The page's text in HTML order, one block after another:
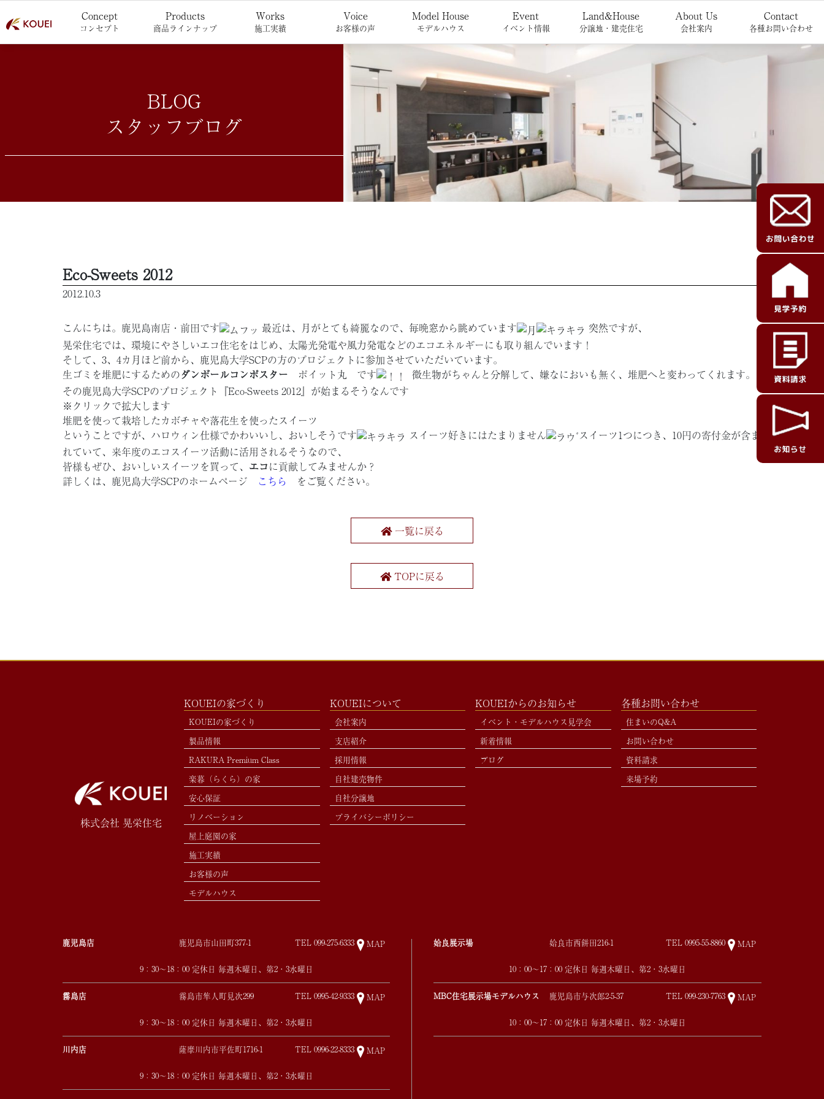
Concept
コンセプト
Products
商品ラインナップ
Works
施工実績
Voice
お客様の声
Model House
モデルハウス
Event
イベント情報
Land&House
分譲地・建売住宅
About Us
会社案内
Contact
各種お問い合わせ
BLOG
スタッフブログ
Eco-Sweets 2012
2012.10.3
こんにちは。鹿児島南店・前田です 最近は、月がとても綺麗なので、毎晩窓から眺めています
突然ですが、
晃栄住宅では、環境にやさしいエコ住宅をはじめ、太陽光発電や風力発電などのエコエネルギーにも取り組んでいます！
そして、3、4カ月ほど前から、鹿児島大学SCPの方のプロジェクトに参加させていただいています。
生ゴミを堆肥にするためのダンボールコンポスター ポイット丸 です
微生物がちゃんと分解して、嫌なにおいも無く、堆肥へと変わってくれます。
その鹿児島大学SCPのプロジェクト『Eco-Sweets 2012』が始まるそうなんです
※クリックで拡大します
堆肥を使って栽培したカボチャや落花生を使ったスイーツ
ということですが、ハロウィン仕様でかわいいし、おいしそうです
スイーツ好きにはたまりません
スイーツ1つにつき、10円の寄付金が含ま
れていて、来年度のエコスイーツ活動に活用されるそうなので、
皆様もぜひ、おいしいスイーツを買って、 エコに貢献してみませんか？
詳しくは、鹿児島大学SCPのホームページ
こちら をご覧ください。
一覧に戻る
TOPに戻る
株式会社 晃栄住宅
KOUEIの家づくり
KOUEIの家づくり
製品情報
RAKURA Premium Class
楽暮（らくら）の家
安心保証
リノベーション
屋上庭園の家
施工実績
お客様の声
モデルハウス
KOUEIについて
会社案内
支店紹介
採用情報
自社建売物件
自社分譲地
プライバシーポリシー
KOUEIからのお知らせ
イベント・モデルハウス見学会
新着情報
ブログ
各種お問い合わせ
住まいのQ&A
お問い合わせ
資料請求
来場予約
鹿児島店 鹿児島市山田町377-1 TEL 099-275-6333 MAP
9：30～18：00 定休日 毎週木曜日、第2・3水曜日
霧島店 霧島市隼人町見次299 TEL 0995-42-9333 MAP
9：30～18：00 定休日 毎週木曜日、第2・3水曜日
川内店 薩摩川内市平佐町1716-1 TEL 0996-22-8333 MAP
9：30～18：00 定休日 毎週木曜日、第2・3水曜日
姶良展示場 姶良市西餅田216-1 TEL0995-55-8860 MAP
10：00～17：00 定休日 毎週木曜日、第2・3水曜日
MBC住宅展示場モデルハウス 鹿児島市与次郎2-5-37 TEL099-230-7763 MAP
10：00～17：00 定休日 毎週木曜日、第2・3水曜日